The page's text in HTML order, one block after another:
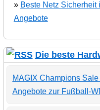
» Beste Netz
Angebote
Die beste
MAGIX Champions
Angebote zur Fußball-